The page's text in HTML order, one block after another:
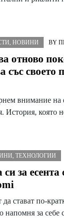
НОВИНИ BY
отново
своето
внимание на
История, която
ТЕХНОЛОГИИ
за есента
да стават по-
напомня за себе